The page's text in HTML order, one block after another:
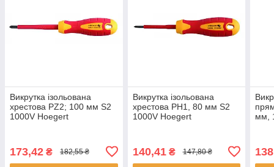
Викрутка ізольована
хрестова PZ2; 100 мм S2
1000V Hoegert
173,42 ₴ 182,55 ₴
Викрутка ізольована
хрестова PH1, 80 мм S2
1000V Hoegert
140,41₴ 147,80 ₴
мм,